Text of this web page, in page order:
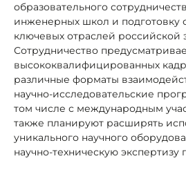
образовательного
инженерных школ и подготовку
ключевых отраслей российской
Сотрудничество
высококвалифицированных
различные форматы
научно-исследовательские
том числе с международным
также планируют расширять
уникального научного
научно-техническую экспертизу